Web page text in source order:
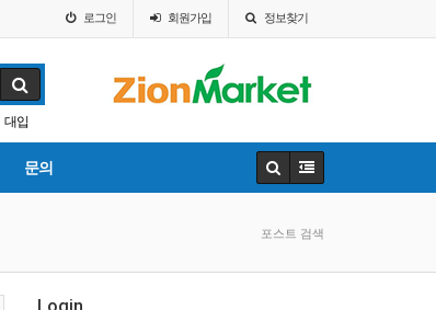
로그인 회원가입 정보찾기
대입
문의
포스트 검색